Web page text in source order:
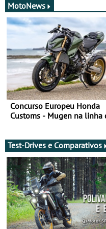
MotoNews
Concurso Europeu Honda
Customs - Mugen na linha
Test-Drives e Comparativos